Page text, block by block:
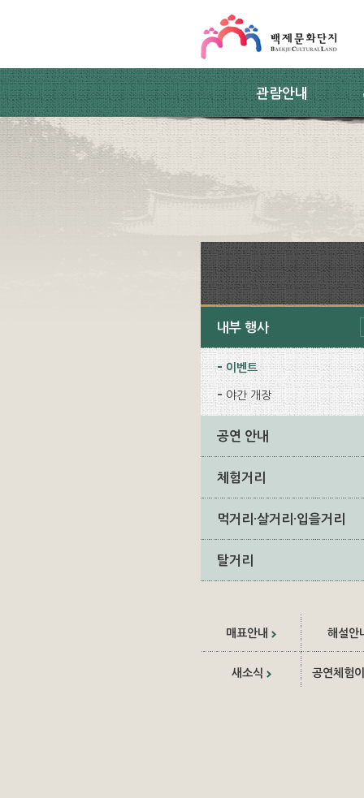
관람안내
내부 행사
이벤트
야간 개장
공연 안내
체험거리
먹거리·살거리·입을거리
탈거리
매표안내 해설안
새소식 공연체험